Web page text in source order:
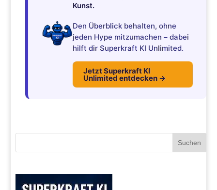
Kunst.
Den Überblick behalten, ohne
jeden Hype mitzumachen – dabei
hilft dir Superkraft KI Unlimited.
Jetzt Superkraft KI
Unlimited entdecken →